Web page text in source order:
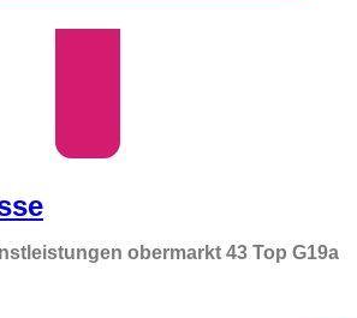
obermarkt 43 Top G19a